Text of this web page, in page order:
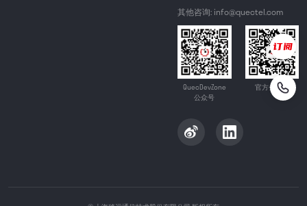
其他咨询: info@quectel.com
QuecDevZone
公众号
官方公众号